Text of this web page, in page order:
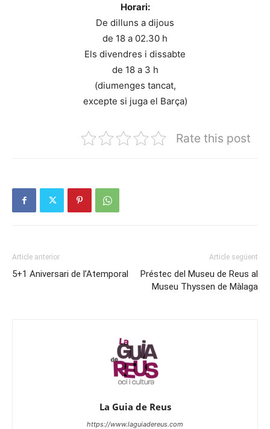
Horari:
De dilluns a dijous
de 18 a 02.30 h
Els divendres i dissabte
de 18 a 3 h
(diumenges tancat,
excepte si juga el Barça)
Rate this post
Article anterior
5+1 Aniversari de l’Atemporal
Article següent
Préstec del Museu de Reus al
Museu Thyssen de Màlaga
La Guia de Reus
https://www.laguiadereus.com